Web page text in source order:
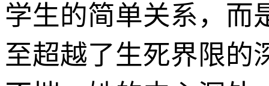
学生的简单关系，而
至超越了生死界限的